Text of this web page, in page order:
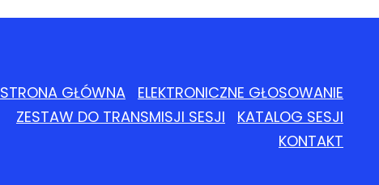
STRONA GŁÓWNA
ELEKTRONICZNE GŁOSOWANIE
ZESTAW DO TRANSMISJI SESJI
KATALOG SESJI
KONTAKT